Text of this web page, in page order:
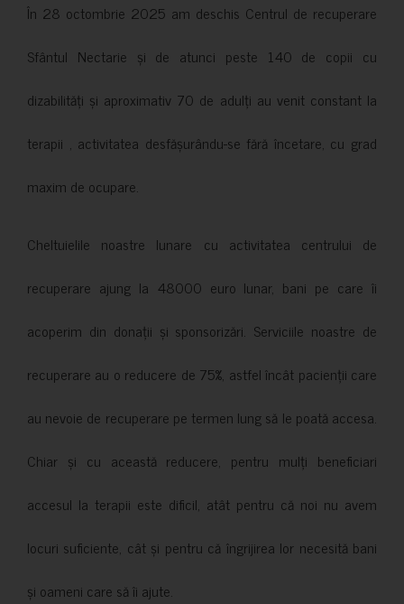
În 28 octombrie 2025 am deschis Centrul de recuperare
Sfântul Nectarie și de atunci peste 140 de copii cu
dizabilități și aproximativ 70 de adulți au venit constant la
terapii , activitatea desfășurându-se fără încetare, cu grad
maxim de ocupare.
Cheltuielile noastre lunare cu activitatea centrului de
recuperare ajung la 48000 euro lunar, bani pe care îi
acoperim din donații și sponsorizări. Serviciile noastre de
recuperare au o reducere de 75%, astfel încât pacienții care
au nevoie de recuperare pe termen lung să le poată accesa.
Chiar și cu această reducere, pentru mulți beneficiari
accesul la terapii este dificil, atât pentru că noi nu avem
locuri suficiente, cât și pentru că îngrijirea lor necesită bani
și oameni care să îi ajute.